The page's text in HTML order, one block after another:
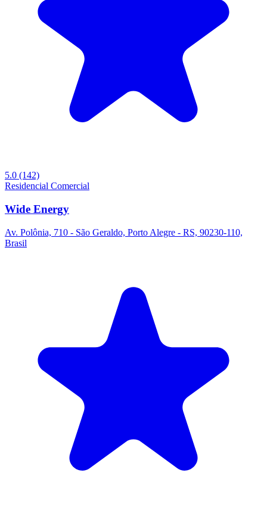
5.0 (142)
Residencial Comercial
Wide Energy
Av. Polônia, 710 - São Geraldo, Porto Alegre - RS, 90230-110,
Brasil